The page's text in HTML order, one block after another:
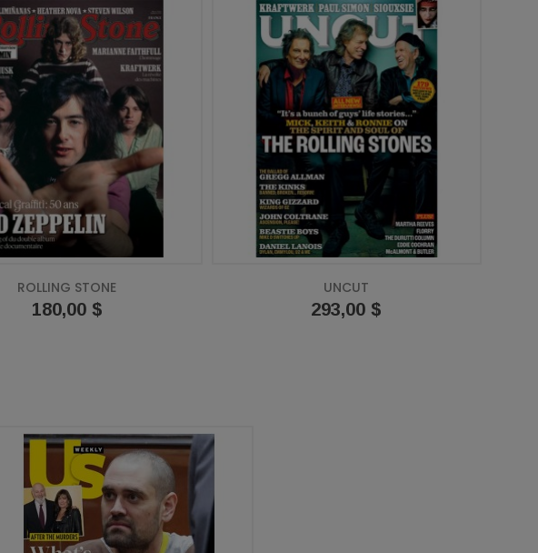
ROLLING STONE
Prix
180,00 $
UNCUT
Prix
293,00 $